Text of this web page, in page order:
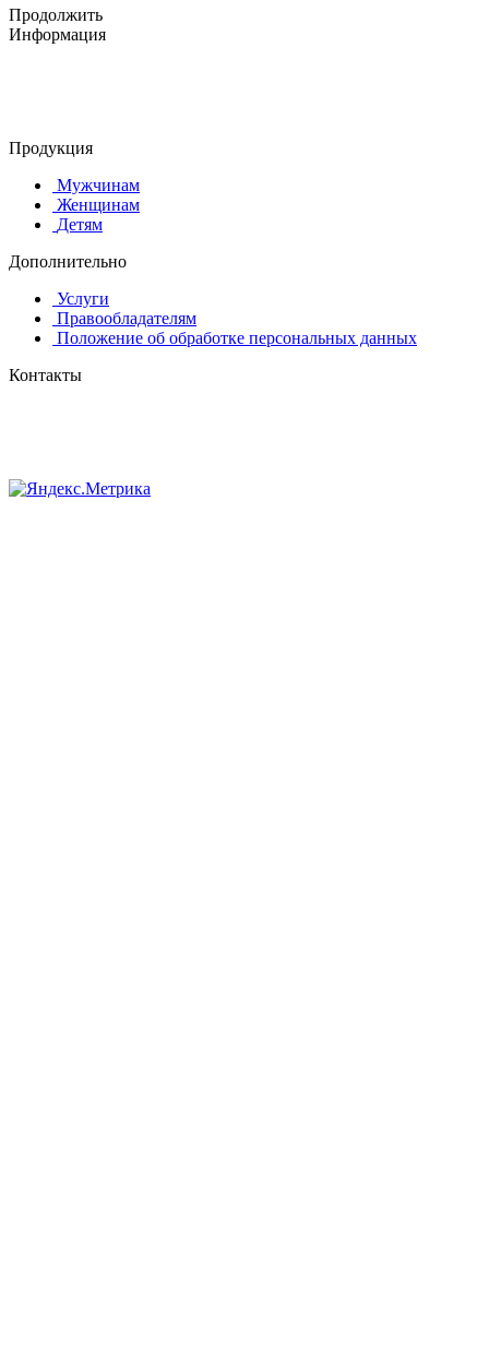
Продолжить
Информация
Продукция
Мужчинам
Женщинам
Детям
Дополнительно
Услуги
Правообладателям
Положение об обработке персональных данных
Контакты